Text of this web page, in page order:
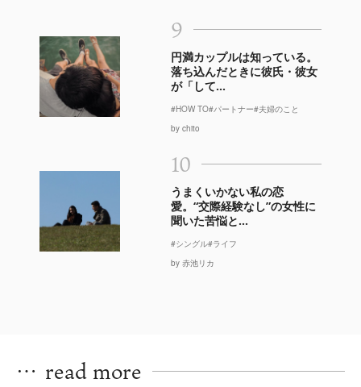
9
円満カップルは知っている。
落ち込んだときに彼氏・彼女
が「して...
#HOW TO#パートナー#夫婦のこと
by chito
10
うまくいかない私の恋
愛。“交際経験なし”の女性に
聞いた苦悩と...
#シングル#ライフ
by 赤池リカ
… read more